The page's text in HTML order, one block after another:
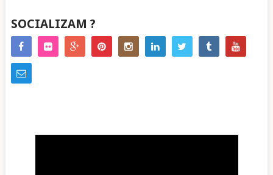
SOCIALIZAM ?